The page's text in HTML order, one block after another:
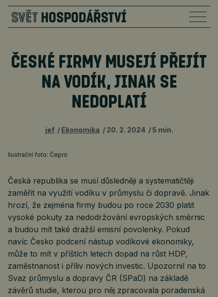
ČESKÉ FIRMY MUSEJÍ PŘEJÍT
NA VODÍK, JINAK SE
NEDOPLATÍ
jef Ekonomika 20. 2. 2024 5 min.
Ilustrační foto: Čepro
Česká republika se musí důsledněji a systematičtěji
zaměřit na využití vodíku v průmyslu či dopravě. Jinak
hrozí, že zejména firmy budou po roce 2030 platit
vysoké pokuty za nedodržování evropských směrnic
a budou mít také dražší emisní povolenky. Pokud
navíc Česko podcení nástup vodíkové ekonomiky,
může to mít v příštích letech dopad na růst HDP,
zaměstnanost i příliv nových investic. Upozornil na to
Svaz průmyslu a dopravy ČR (SPaD) na základě
závěrů studie, kterou pro něj zpracovala poradenská